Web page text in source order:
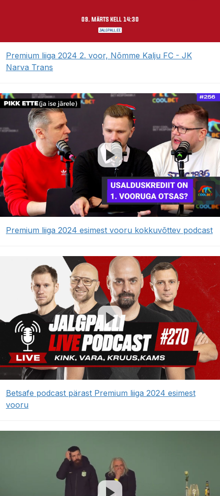
Premium liiga 2024 2. voor, Nõmme Kalju FC - JK
Narva Trans
Premium liiga 2024 esimest vooru kokkuvõttev podcast
Betsafe podcast pärast Premium liiga 2024 esimest
vooru